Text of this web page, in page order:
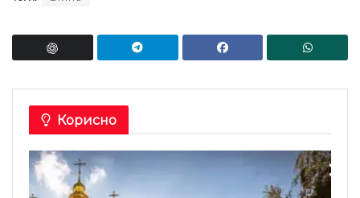
Корисно